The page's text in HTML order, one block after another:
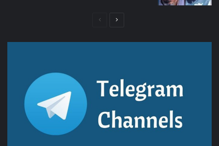
الصفحة